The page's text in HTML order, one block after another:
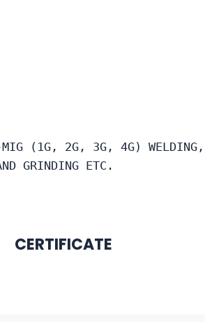
MIG (1G, 2G, 3G, 4G) WELDING,
GRINDING ETC.
CERTIFICATE